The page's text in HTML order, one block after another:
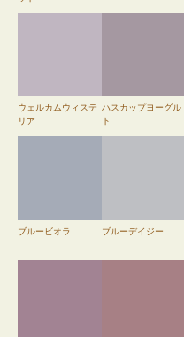
ウェルカムウィステ
リア
ハスカップヨーグル
ト
ブルービオラ ブルーデイジー